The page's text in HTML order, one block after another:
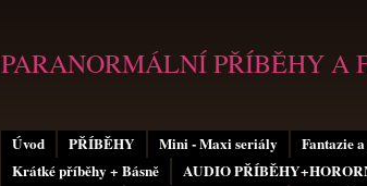
Úvod PŘÍBĚHY Mini - Maxi seriály Fantazie
Krátké příběhy + Básně
AUDIO
PARANORMÁLNÍ PŘÍBĚHY A